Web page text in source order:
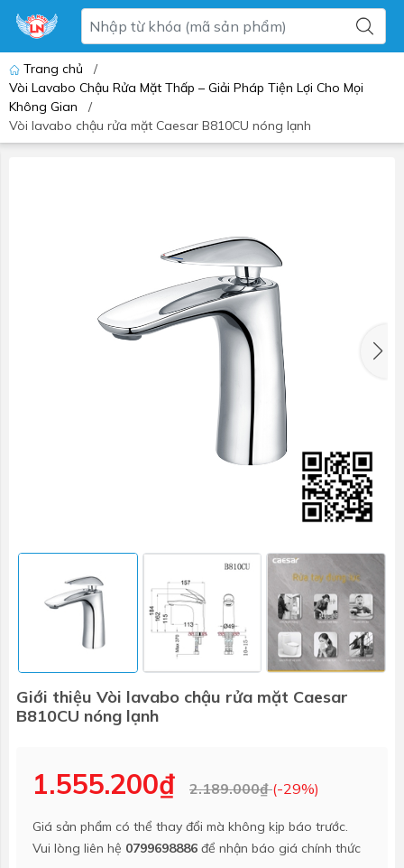
Trang chủ
/
Vòi Lavabo Chậu Rửa Mặt Thấp – Giải Pháp Tiện Lợi Cho Mọi
Không Gian
/
Vòi lavabo chậu rửa mặt Caesar B810CU nóng lạnh
Giới thiệu Vòi lavabo chậu rửa mặt Caesar
B810CU nóng lạnh
1.555.200₫ 2.189.000₫(-29%)
Giá sản phẩm có thể thay đổi mà không kịp báo trước.
Vui lòng liên hệ 0799698886 để nhận báo giá chính thức